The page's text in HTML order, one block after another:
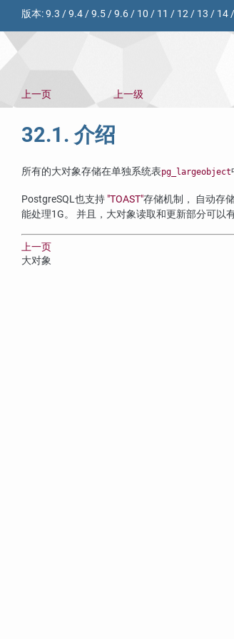
版本:9.3 /9.4/9.5/9.6/ 10 / 11 / 12/ 13 / 14/
上一页
上一级
32.1. 介绍
所有的大对象存储在单独系统表pg_largeobject
PostgreSQL也支持 "TOAST"存储机制， 自动存
能处理1G。 并且，大对象读取和更新部分可以
上一页
大对象